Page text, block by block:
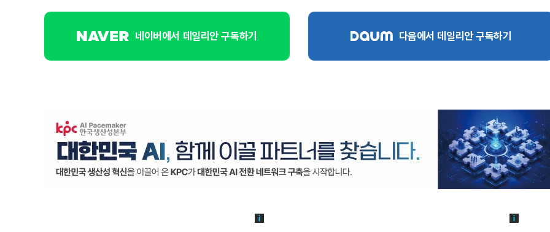
네이버에서 데일리안 구독하기 다음에서 데일리안 구독하기